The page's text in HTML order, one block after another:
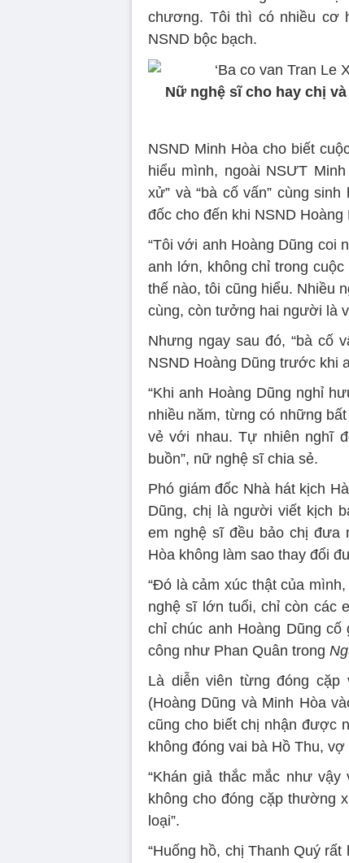
chương. Tôi thì có nhiều cơ
NSND bộc bạch.
Nữ nghệ sĩ cho hay chị
NSND Minh Hòa cho biết
hiểu mình, ngoài NSƯT
xử” và “bà cố vấn” cùng
đốc cho đến khi NSND
“Tôi với anh Hoàng Dũng coi
anh lớn, không chỉ trong
thế nào, tôi cũng hiểu. Nhiều
cùng, còn tưởng hai người là
Nhưng ngay sau đó, “bà cố
NSND Hoàng Dũng trước khi
“Khi anh Hoàng Dũng nghỉ
nhiều năm, từng có những
vẻ với nhau. Tự nhiên nghĩ
buồn”, nữ nghệ sĩ chia sẻ.
Phó giám đốc Nhà hát kịch
Dũng, chị là người viết kịch
em nghệ sĩ đều bảo chị đưa
Hòa không làm sao thay đổi
“Đó là cảm xúc thật của
nghệ sĩ lớn tuổi, chỉ còn các
chỉ chúc anh Hoàng Dũng
công như Phan Quân trong
Là diễn viên từng đóng cặp
(Hoàng Dũng và Minh Hòa
cũng cho biết chị nhận được
không đóng vai bà Hồ Thu,
“Khán giả thắc mắc như
không cho đóng cặp thường
loại”.
“Huống hồ, chị Thanh Quý